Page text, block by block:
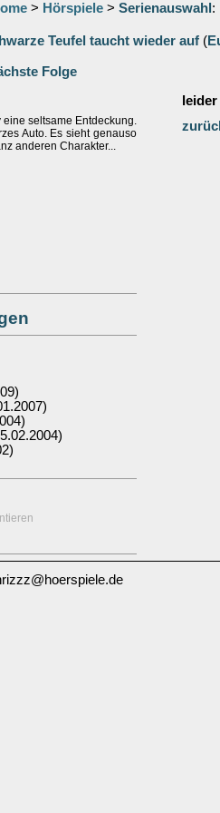
> Hörspiele > Serienauswahl :
Teufel taucht wieder auf (
Folge
seltsame Entdeckung.
Auto. Es sieht genauso
anderen Charakter...